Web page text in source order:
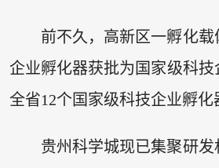
前不久，高新区一孵化载
企业孵化器获批为国家级科
全省12个国家级科技企业孵化
贵州科学城现已集聚研